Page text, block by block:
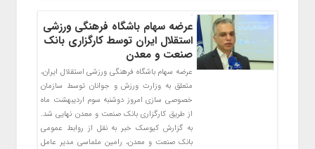
عرضه سهام باشگاه فرهنگی ورزشی
استقلال ایران توسط کارگزاری بانک
صنعت و معدن
عرضه سهام باشگاه فرهنگی ورزشی استقلال ایران،
متعلق به وزارت ورزش و جوانان توسط سازمان
خصوصی سازی امروز دوشنبه سوم اردیبهشت ماه
از طریق کارگزاری بانک صنعت و معدن نهایی شد.
به گزارش کیوسک خبر به نقل از روابط عمومی
بانک صنعت و معدن، رامین ملماسی مدیر عامل